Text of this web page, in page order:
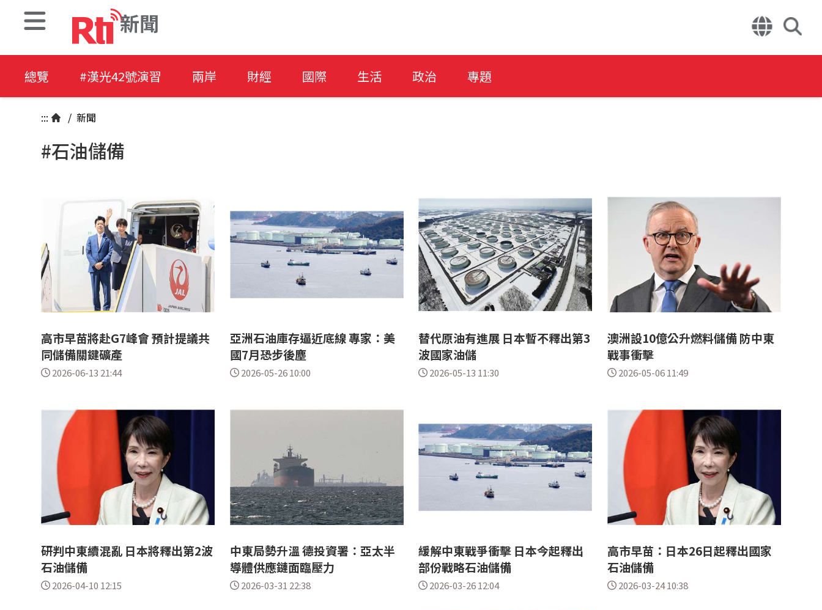
新聞
總覽 #漢光42號演習 兩岸 財經 國際 生活 政治 專題
::: / 新聞
#石油儲備
高市早苗將赴G7峰會 預計提議共
同儲備關鍵礦產
2026-06-13 21:44
亞洲石油庫存逼近底線 專家：美
國7月恐步後塵
2026-05-26 10:00
替代原油有進展 日本暫不釋出第3
波國家油儲
2026-05-13 11:30
澳洲設10億公升燃料儲備 防中東
戰事衝擊
2026-05-06 11:49
研判中東續混亂 日本將釋出第2波
石油儲備
2026-04-10 12:15
中東局勢升溫 德投資署：亞太半
導體供應鏈面臨壓力
2026-03-31 22:38
緩解中東戰爭衝擊 日本今起釋出
部份戰略石油儲備
2026-03-26 12:04
高市早苗：日本26日起釋出國家
石油儲備
2026-03-24 10:38